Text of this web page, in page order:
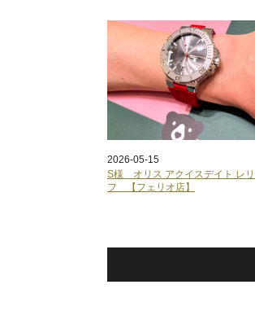
2026-05-15
S様 オリス アクイスデイト レ
フ 【フェリオ店】